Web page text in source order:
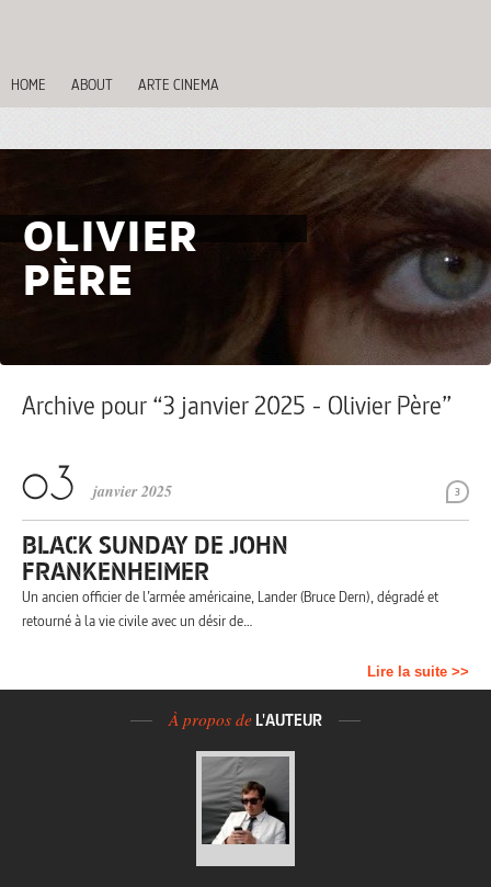
HOME ABOUT ARTE CINEMA
OLIVIER
PÈRE
Archive pour “3 janvier 2025 - Olivier Père”
3
janvier 2025
BLACK SUNDAY DE JOHN
FRANKENHEIMER
Un ancien officier de l’armée américaine, Lander (Bruce Dern), dégradé et
retourné à la vie civile avec un désir de…
Lire la suite >>
À propos de L'AUTEUR